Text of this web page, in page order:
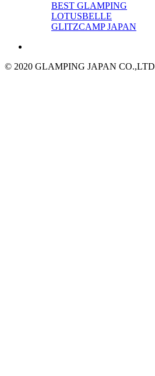
BEST GLAMPING
LOTUSBELLE
GLITZCAMP JAPAN
© 2020 GLAMPING JAPAN CO.,LTD